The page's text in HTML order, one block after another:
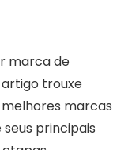
marca de
trouxe
marcas
principais